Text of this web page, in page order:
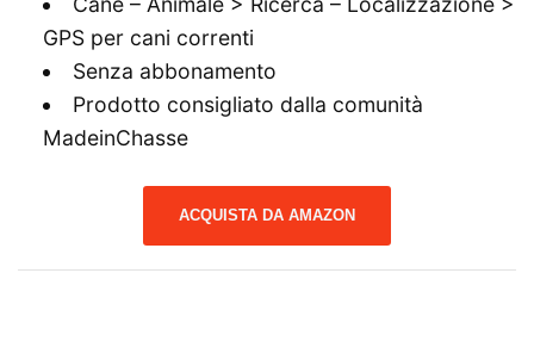
GPS per cani correnti
Senza abbonamento
Prodotto consigliato dalla comunità
MadeinChasse
ACQUISTA DA AMAZON